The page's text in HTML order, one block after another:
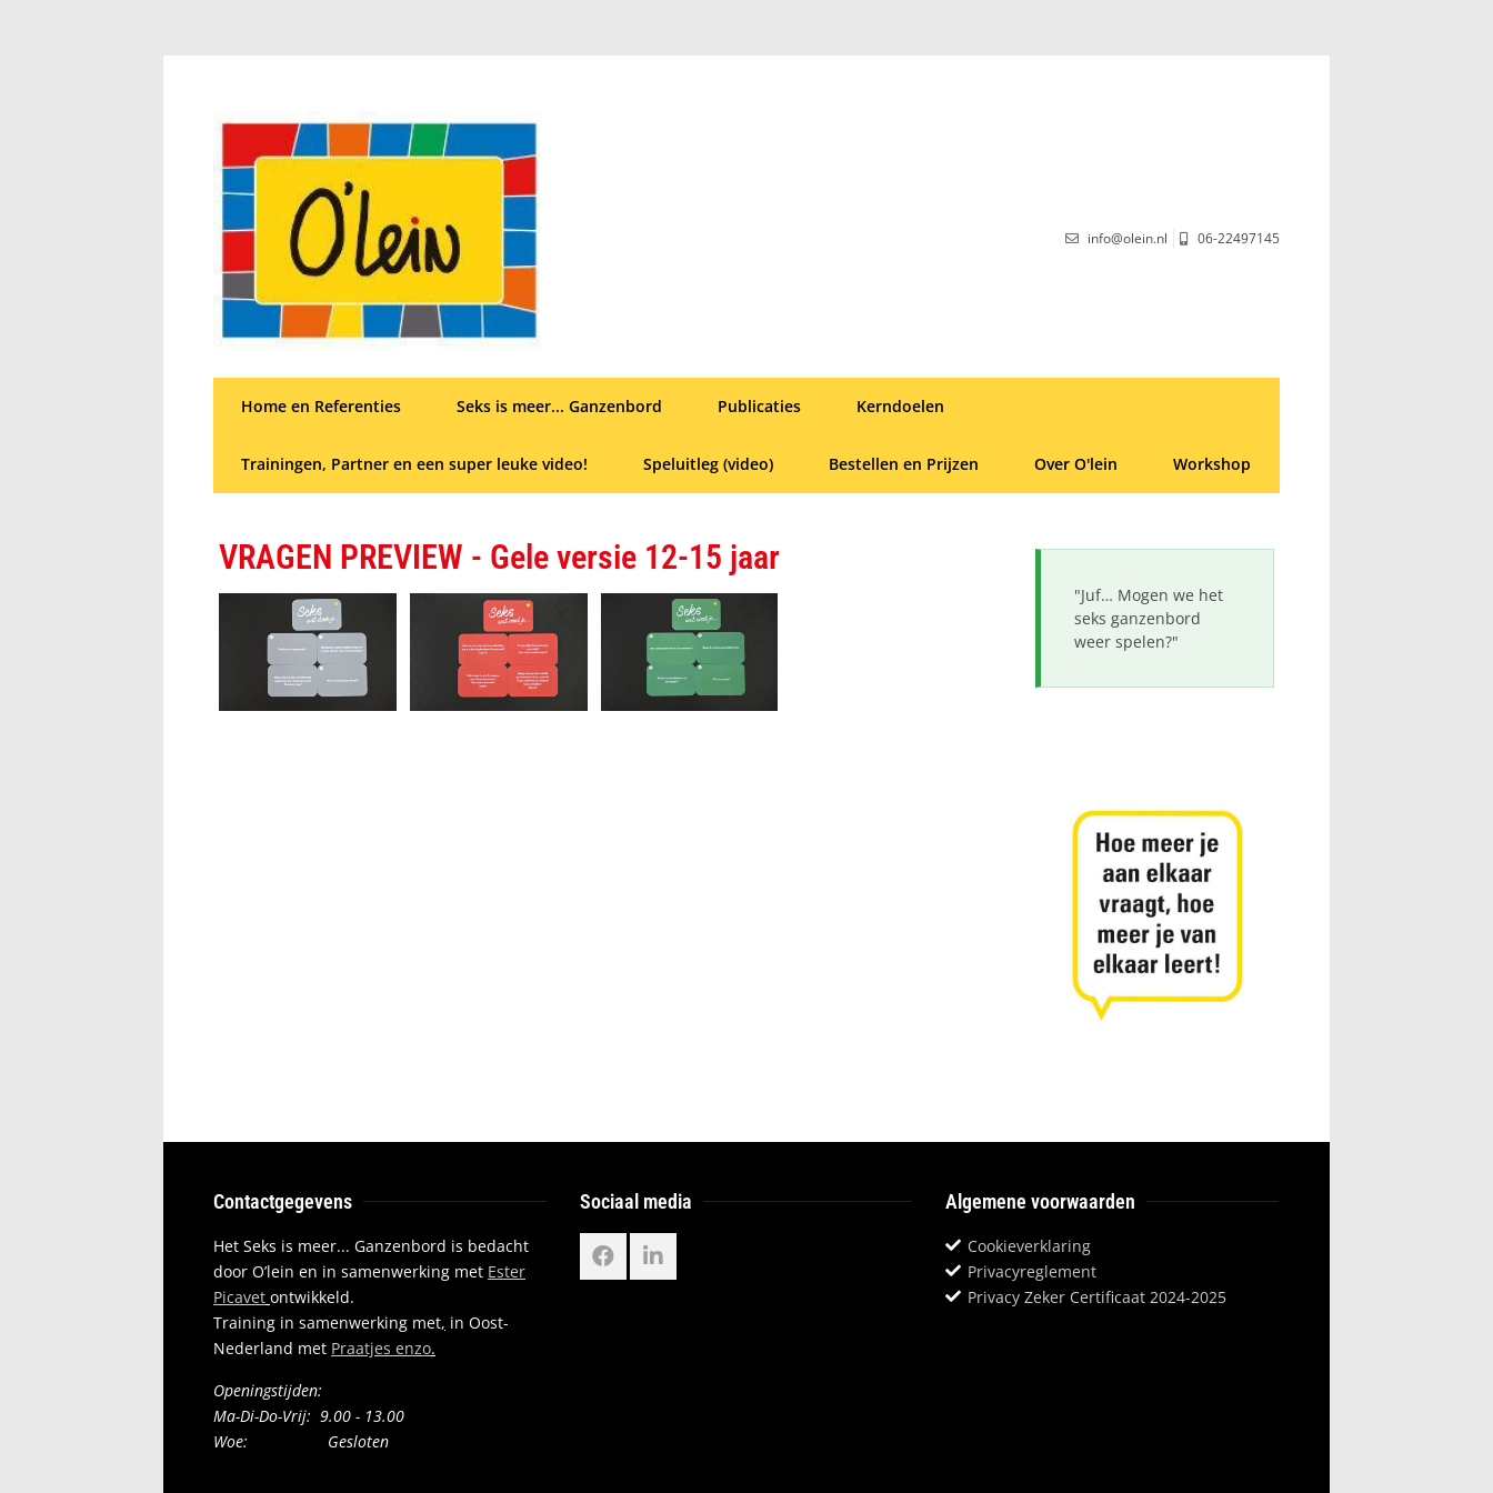
info@olein.nl 06-22497145
Home en Referenties Seks is meer... Ganzenbord Publicaties Kerndoelen
Trainingen, Partner en een super leuke video! Speluitleg (video) Bestellen en Prijzen Over O'lein Workshop
VRAGEN PREVIEW - Gele versie 12-15 jaar
"Juf… Mogen we het
seks ganzenbord
weer spelen?"
Contactgegevens
Het Seks is meer... Ganzenbord is bedacht
door O’lein en in samenwerking met Ester
Picavet ontwikkeld.
Training in samenwerking met, in Oost-
Nederland met Praatjes enzo.
Openingstijden:
Ma-Di-Do-Vrij: 9.00 - 13.00
Woe: Gesloten
Sociaal media Algemene voorwaarden
Cookieverklaring
Privacyreglement
Privacy Zeker Certificaat 2024-2025